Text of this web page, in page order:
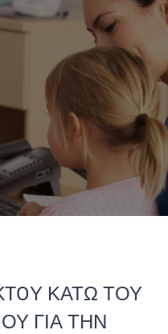
ΚΑΤΩ ΤΟΥ
ΓΙΑ ΤΗΝ